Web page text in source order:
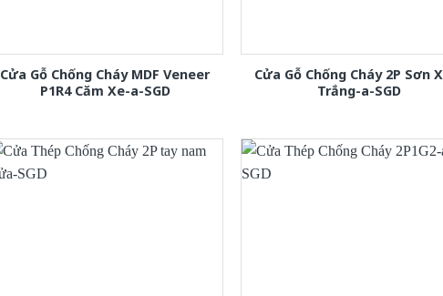
Cửa Gỗ Chống Cháy MDF Veneer
P1R4 Căm Xe-a-SGD
Cửa Gỗ Chống Cháy 2P Sơn
Trắng-a-SGD